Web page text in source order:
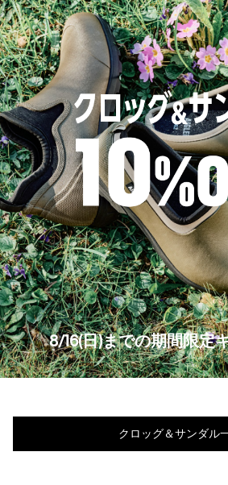
8/16(日)までの期間限定
クロッグ＆サンダル